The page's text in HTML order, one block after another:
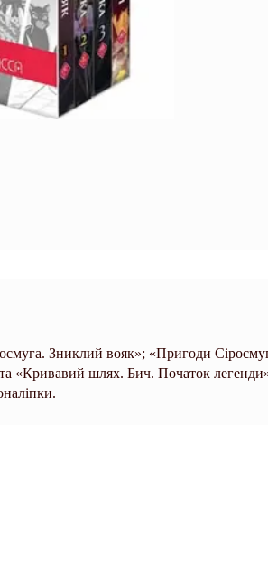
Зниклий вояк»; «Пригоди
«Кривавий шлях. Бич. Початок